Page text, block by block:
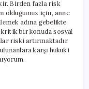
Birden fazla risk
olduğumuz için, anne
adına gebelikte
kritik bir konuda sosyal
riski artırmaktadır.
karşı hukuki